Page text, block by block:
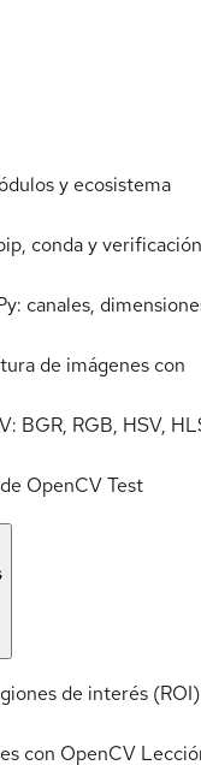
y ecosistema
conda y verificación
canales,
de imágenes con
BGR, RGB, HSV,
OpenCVTest
de interés (ROI)
con OpenCV